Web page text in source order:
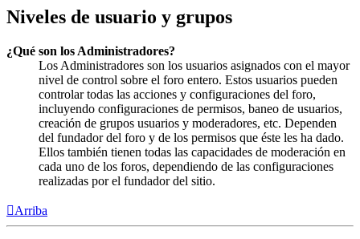
Niveles de usuario y grupos
¿Qué son los Administradores?
Los Administradores son los usuarios asignados con el mayor
nivel de control sobre el foro entero. Estos usuarios pueden
controlar todas las acciones y configuraciones del foro,
incluyendo configuraciones de permisos, baneo de usuarios,
creación de grupos usuarios y moderadores, etc. Dependen
del fundador del foro y de los permisos que éste les ha dado.
Ellos también tienen todas las capacidades de moderación en
cada uno de los foros, dependiendo de las configuraciones
realizadas por el fundador del sitio.
Arriba